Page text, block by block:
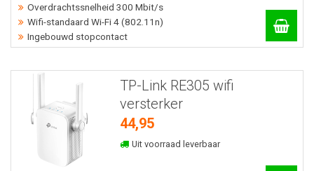
Overdrachtssnelheid 300 Mbit/s
Wifi-standaard Wi-Fi 4 (802.11n)
Ingebouwd stopcontact
TP-Link RE305 wifi
versterker
44,95
Uit voorraad leverbaar